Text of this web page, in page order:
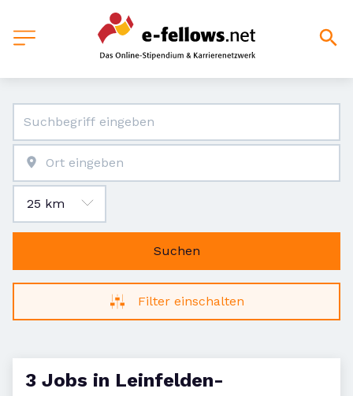
Suchen
Filter einschalten
3 Jobs in Leinfelden-